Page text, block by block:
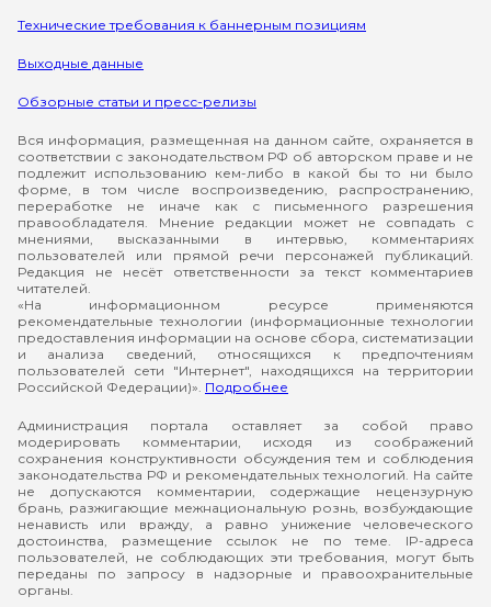
Технические требования к баннерным позициям
Выходные данные
Обзорные статьи и пресс-релизы
Вся информация, размещенная на данном сайте, охраняется в
соответствии с законодательством РФ об авторском праве и не
подлежит использованию кем-либо в какой бы то ни было
форме, в том числе воспроизведению, распространению,
переработке не иначе как с письменного разрешения
правообладателя. Мнение редакции может не совпадать с
мнениями, высказанными в интервью, комментариях
пользователей или прямой речи персонажей публикаций.
Редакция не несёт ответственности за текст комментариев
читателей.
«На информационном ресурсе применяются
рекомендательные технологии (информационные технологии
предоставления информации на основе сбора, систематизации
и анализа сведений, относящихся к предпочтениям
пользователей сети "Интернет", находящихся на территории
Российской Федерации)». Подробнее
Администрация портала оставляет за собой право
модерировать комментарии, исходя из соображений
сохранения конструктивности обсуждения тем и соблюдения
законодательства РФ и рекомендательных технологий. На сайте
не допускаются комментарии, содержащие нецензурную
брань, разжигающие межнациональную рознь, возбуждающие
ненависть или вражду, а равно унижение человеческого
достоинства, размещение ссылок не по теме. IP-адреса
пользователей, не соблюдающих эти требования, могут быть
переданы по запросу в надзорные и правоохранительные
органы.